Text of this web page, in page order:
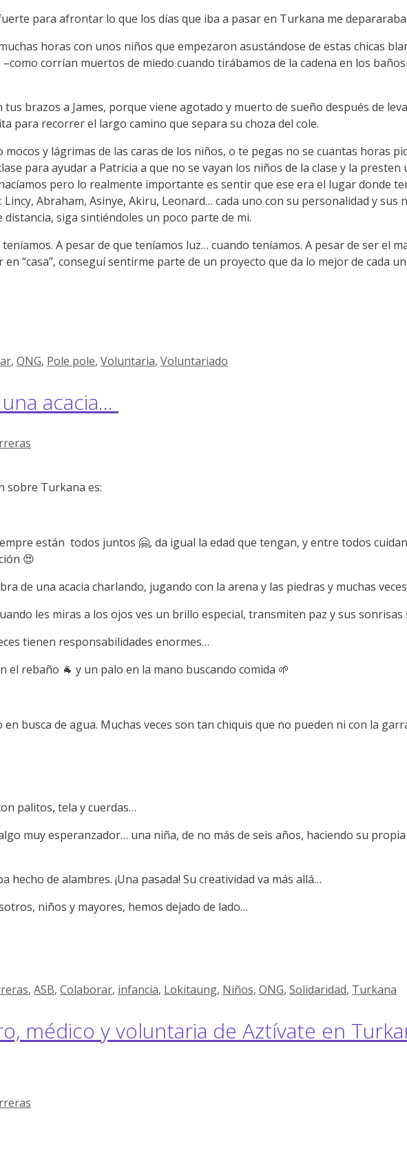
para afrontar lo que los días que iba a pasar en Turkana me
horas con unos niños que empezaron asustándose de estas chicas
corrían muertos de miedo cuando tirábamos de la cadena en los
brazos a James, porque viene agotado y muerto de sueño después de
para recorrer el largo camino que separa su choza del cole.
y lágrimas de las caras de los niños, o te pegas no se cuantas horas
para ayudar a Patricia a que no se vayan los niños de la clase y la
pero lo realmente importante es sentir que ese era el lugar donde
Lincy, Abraham, Asinye, Akiru, Leonard… cada uno con su personalidad y sus
siga sintiéndoles un poco parte de mi.
A pesar de que teníamos luz… cuando teníamos. A pesar de ser el
“casa”, conseguí sentirme parte de un proyecto que da lo mejor de cada
, ONG, Pole pole, Voluntaria, Voluntariado
acacia…
sobre Turkana es:
están todos juntos 🤗, da igual la edad que tengan, y entre todos
😍
de una acacia charlando, jugando con la arena y las piedras y muchas
les miras a los ojos ves un brillo especial, transmiten paz y sus sonrisas
tienen responsabilidades enormes…
el rebaño 🐐 y un palo en la mano buscando comida 🌱
busca de agua. Muchas veces son tan chiquis que no pueden ni con la
palitos, tela y cuerdas…
muy esperanzador… una niña, de no más de seis años, haciendo su
hecho de alambres. ¡Una pasada! Su creatividad va más allá…
niños y mayores, hemos dejado de lado…
, ASB, Colaborar, infancia, Lokitaung, Niños, ONG, Solidaridad, Turkana
médico y voluntaria de Aztívate en